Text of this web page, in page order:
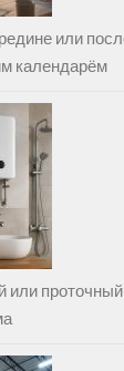
или
календарём
или проточный